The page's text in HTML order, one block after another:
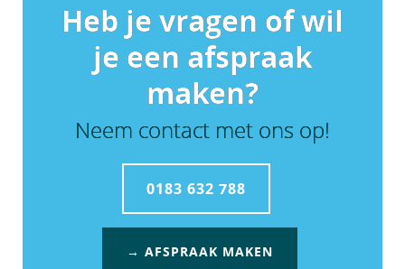
Heb je vragen of wil
je een afspraak
maken?
Neem contact met ons op!
0183 632 788
→ AFSPRAAK MAKEN